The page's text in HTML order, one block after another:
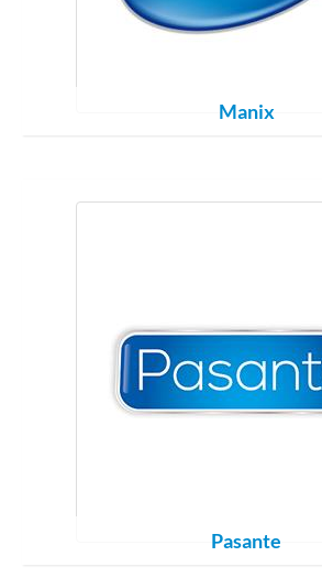
Manix
Pasante